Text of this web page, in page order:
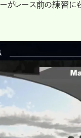
ーがレース前の練習